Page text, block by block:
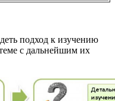
подход к изучению
с дальнейшим их